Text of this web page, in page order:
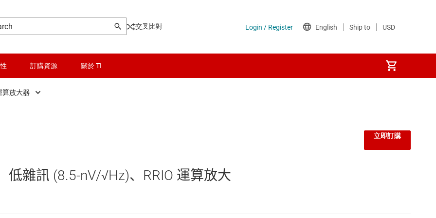
交叉比對
訂購資源 關於 TI
邏輯和電壓轉換
與 VGA)
算放大器
音訊運算放大器
雜訊 (8.5-nV/√Hz)、RRIO 運算放大
立即訂購